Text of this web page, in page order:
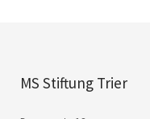
MS Stiftung Trier